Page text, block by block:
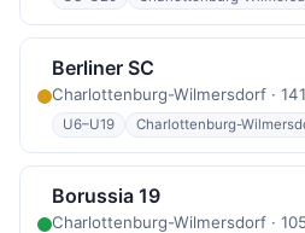
Berliner SC
Charlottenburg-Wilmersdorf ·
U6–U19 Charlottenburg-
Borussia 19
Charlottenburg-Wilmersdorf ·